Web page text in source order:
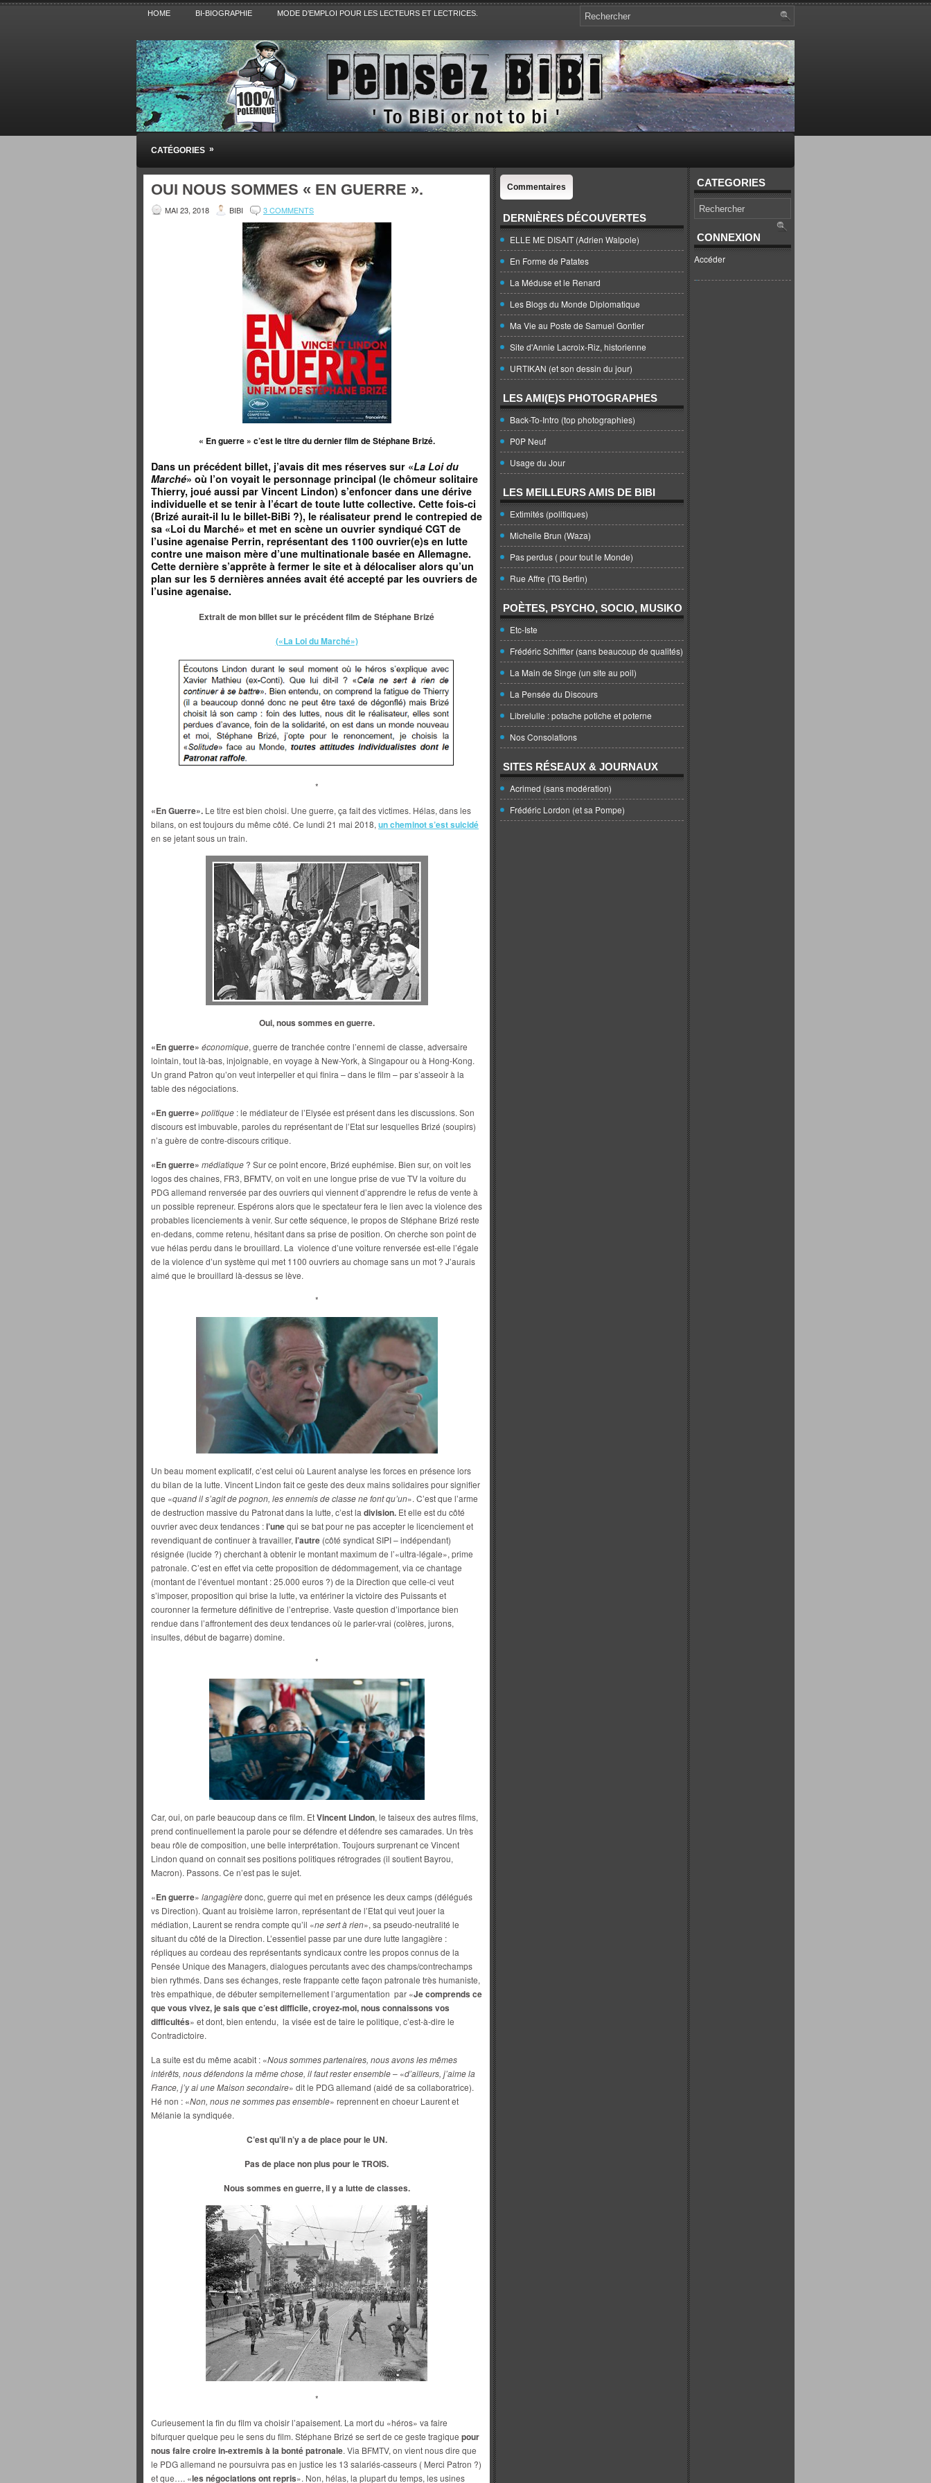
HOME BI-BIOGRAPHIE MODE D’EMPLOI POUR LES LECTEURS ET LECTRICES.
Pensez BiBi
Blog polémique sur l'Actualité, la Culture, la Politique, le Sport,. Avec Revue de presse et de blogs.
CATÉGORIES »
OUI NOUS SOMMES « EN GUERRE ».
MAI 23, 2018 BIBI 3 COMMENTS
« En guerre » c’est le titre du dernier film de Stéphane Brizé.
Dans un précédent billet, j’avais dit mes réserves sur «La Loi du
Marché» où l’on voyait le personnage principal (le chômeur solitaire
Thierry, joué aussi par Vincent Lindon) s’enfoncer dans une dérive
individuelle et se tenir à l’écart de toute lutte collective. Cette fois-ci
(Brizé aurait-il lu le billet-BiBi ?), le réalisateur prend le contrepied de
sa «Loi du Marché» et met en scène un ouvrier syndiqué CGT de
l’usine agenaise Perrin, représentant des 1100 ouvrier(e)s en lutte
contre une maison mère d’une multinationale basée en Allemagne.
Cette dernière s’apprête à fermer le site et à délocaliser alors qu’un
plan sur les 5 dernières années avait été accepté par les ouvriers de
l’usine agenaise.
Extrait de mon billet sur le précédent film de Stéphane Brizé
(«La Loi du Marché»)
*
«En Guerre». Le titre est bien choisi. Une guerre, ça fait des victimes. Hélas, dans les
bilans, on est toujours du même côté. Ce lundi 21 mai 2018, un cheminot s’est suicidé
en se jetant sous un train.
Oui, nous sommes en guerre.
«En guerre» économique, guerre de tranchée contre l’ennemi de classe, adversaire
lointain, tout là-bas, injoignable, en voyage à New-York, à Singapour ou à Hong-Kong.
Un grand Patron qu’on veut interpeller et qui finira – dans le film – par s’asseoir à la
table des négociations.
«En guerre» politique : le médiateur de l’Elysée est présent dans les discussions. Son
discours est imbuvable, paroles du représentant de l’Etat sur lesquelles Brizé (soupirs)
n’a guère de contre-discours critique.
«En guerre» médiatique ? Sur ce point encore, Brizé euphémise. Bien sur, on voit les
logos des chaines, FR3, BFMTV, on voit en une longue prise de vue TV la voiture du
PDG allemand renversée par des ouvriers qui viennent d’apprendre le refus de vente à
un possible repreneur. Espérons alors que le spectateur fera le lien avec la violence des
probables licenciements à venir. Sur cette séquence, le propos de Stéphane Brizé reste
en-dedans, comme retenu, hésitant dans sa prise de position. On cherche son point de
vue hélas perdu dans le brouillard. La violence d’une voiture renversée est-elle l’égale
de la violence d’un système qui met 1100 ouvriers au chomage sans un mot ? J’aurais
aimé que le brouillard là-dessus se lève.
*
Un beau moment explicatif, c’est celui où Laurent analyse les forces en présence lors
du bilan de la lutte. Vincent Lindon fait ce geste des deux mains solidaires pour signifier
que «quand il s’agit de pognon, les ennemis de classe ne font qu’un». C’est que l’arme
de destruction massive du Patronat dans la lutte, c’est la division. Et elle est du côté
ouvrier avec deux tendances :l’unequi se bat pour ne pas accepter le licenciement et
revendiquant de continuer à travailler, l’autre (côté syndicat SIPI – indépendant)
résignée (lucide ?) cherchant à obtenir le montant maximum de l’«ultra-légale», prime
patronale. C’est en effet via cette proposition de dédommagement, via ce chantage
(montant de l’éventuel montant : 25.000 euros ?) de la Direction que celle-ci veut
s’imposer, proposition qui brise la lutte, va entériner la victoire des Puissants et
couronner la fermeture définitive de l’entreprise. Vaste question d’importance bien
rendue dans l’affrontement des deux tendances où le parler-vrai (colères, jurons,
insultes, début de bagarre) domine.
*
Car, oui, on parle beaucoup dans ce film. EtVincent Lindon, le taiseux des autres films,
prend continuellement la parole pour se défendre et défendre ses camarades. Un très
beau rôle de composition, une belle interprétation. Toujours surprenant ce Vincent
Lindon quand on connait ses positions politiques rétrogrades (il soutient Bayrou,
Macron). Passons. Ce n’est pas le sujet.
«En guerre» langagièredonc, guerre qui met en présence les deux camps (délégués
vs Direction). Quant au troisième larron, représentant de l’Etat qui veut jouer la
médiation, Laurent se rendra compte qu’il «ne sert à rien», sa pseudo-neutralité le
situant du côté de la Direction. L’essentiel passe par une dure lutte langagière :
répliques au cordeau des représentants syndicaux contre les propos connus de la
Pensée Unique des Managers, dialogues percutants avec des champs/contrechamps
bien rythmés. Dans ses échanges, reste frappante cette façon patronale très humaniste,
très empathique, de débuter sempiternellement l’argumentation par «Je comprends ce
que vous vivez, je sais que c’est difficile, croyez-moi, nous connaissons vos
difficultés» et dont, bien entendu, la visée est de taire le politique, c’est-à-dire le
Contradictoire.
La suite est du même acabit : «Nous sommes partenaires, nous avons les mêmes
intérêts, nous défendons la même chose, il faut rester ensemble– «d’ailleurs, j’aime la
France, j’y ai une Maison secondaire» dit le PDG allemand (aidé de sa collaboratrice).
Hé non : «Non, nous ne sommes pas ensemble» reprennent en choeur Laurent et
Mélanie la syndiquée.
C’est qu’il n’y a de place pour le UN.
Pas de place non plus pour le TROIS.
Nous sommes en guerre, il y a lutte de classes.
*
Curieusement la fin du film va choisir l’apaisement. La mort du «héros» va faire
bifurquer quelque peu le sens du film. Stéphane Brizé se sert de ce geste tragique pour
nous faire croire in-extremis à la bonté patronale. Via BFMTV, on vient nous dire que
le PDG allemand ne poursuivra pas en justice les 13 salariés-casseurs ( Merci Patron ?)
et que…. «les négociations ont repris». Non, hélas, la plupart du temps, les usines
Commentaires
DERNIÈRES DÉCOUVERTES
ELLE ME DISAIT (Adrien Walpole)
En Forme de Patates
La Méduse et le Renard
Les Blogs du Monde Diplomatique
Ma Vie au Poste de Samuel Gontier
Site d'Annie Lacroix-Riz, historienne
URTIKAN (et son dessin du jour)
LES AMI(E)S PHOTOGRAPHES
Back-To-Intro (top photographies)
P0P Neuf
Usage du Jour
LES MEILLEURS AMIS DE BIBI
Extimités (politiques)
Michelle Brun (Waza)
Pas perdus ( pour tout le Monde)
Rue Affre (TG Bertin)
POÈTES, PSYCHO, SOCIO, MUSIKO
Etc-Iste
Frédéric Schiffter (sans beaucoup de qualités)
La Main de Singe (un site au poil)
La Pensée du Discours
Librelulle : potache potiche et poterne
Nos Consolations
SITES RÉSEAUX & JOURNAUX
Acrimed (sans modération)
Frédéric Lordon (et sa Pompe)
CATEGORIES
CONNEXION
Accéder